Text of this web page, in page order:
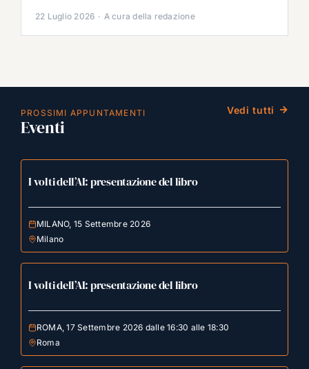
22 Luglio 2026 · A cura della redazione
PROSSIMI APPUNTAMENTI
Eventi
Vedi tutti
I volti dell’AI: presentazione del libro
MILANO, 15 Settembre 2026
Milano
I volti dell’AI: presentazione del libro
ROMA, 17 Settembre 2026 dalle 16:30 alle 18:30
Roma